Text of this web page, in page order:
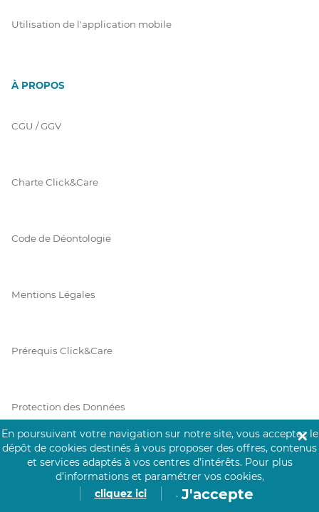
Utilisation de l'application mobile
À PROPOS
CGU / GGV
Charte Click&Care
Code de Déontologie
Mentions Légales
Prérequis Click&Care
Protection des Données
Vie Privée
En poursuivant votre navigation sur notre site, vous acceptez le
dépôt de cookies destinés à vous proposer des offres, contenus
et services adaptés à vos centres d’intérêts. Pour plus
d’informations et paramétrer vos cookies,
cliquez ici
. J'accepte
✕